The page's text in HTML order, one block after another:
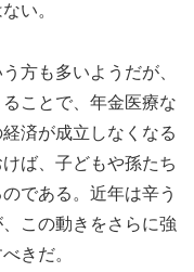
い。
方も多いようだが、
ことで、年金医療な
済が成立しなくなる
ば、子どもや孫たち
である。近年は辛う
この動きをさらに強
きだ。